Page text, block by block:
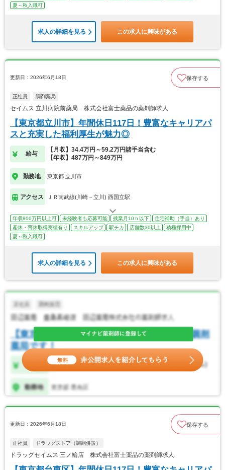
夏～秋入職可
求人の詳細を見る この求人に興味がある
更新日：2026年6月18日 保存する
正社員 調剤薬局
セイムス 立川病院前薬局 株式会社富士薬品の薬剤師求人
【東京都立川市】年間休日117日！豊富なキャリアパ
スと充実した福利厚生が魅力◎
給与
【月収】34.4万円～59.2万円諸手当含む
【年収】487万円～849万円
勤務地 東京都 立川市
アクセス ＪＲ南武線(川崎－立川) 西国立駅
年収800万円以上可 未経験者も応募可能 残業月10ｈ以下
住宅補助（手当）あり
産休・育休取得実績有り
スキルアップ 駅チカ 店舗数30以上
積極採用中
夏～秋入職可
求人の詳細を見る この求人に興味がある
更新日：2026年6月18日 保存する
正社員 ドラッグストア（調剤併設）
ドラッグセイムス 三ノ輪店 株式会社富士薬品の薬剤師求人